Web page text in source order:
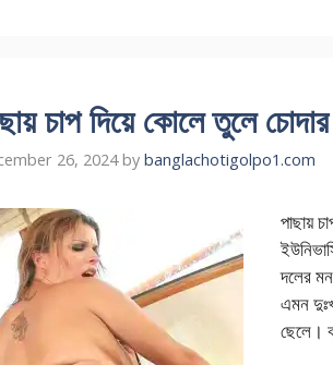
চাপ দিয়ে কোলে তুলে
26, 2024 by banglachotigolpo1.com
পাছায়
দলের
এমন
ছেলে।